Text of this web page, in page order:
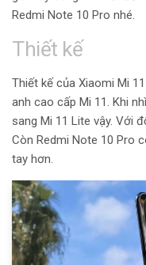
Redmi Note 10 Pro nhé.
Thiết kế
Thiết kế của Xiaomi Mi
anh cao cấp Mi 11. Khi
sang Mi 11 Lite vậy. Với
Còn Redmi Note 10 Pro
tay hơn.